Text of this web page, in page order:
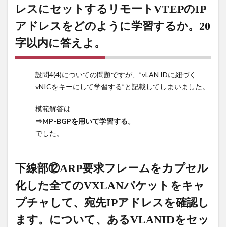
って、
アグリ
ゲーシ
ョンを
用いて
接続し
ます。
につい
行の検
証NW
と比較
点を25
文字以
内で答
えよ。
17
レスにセットするリモートVTEPのIP
アドレスをどのように学習するか。20
字以内に答えよ。
設問4(4)についての問題ですが、”vLAN IDに紐づく
vNICをキーにして学習する”と記載してしまいました。
模範解答は
⇒MP-BGPを用いて学習する。
でした。
下線部⑫ARP要求フレームをカプセル
化した全てのVXLANパケットをキャ
プチャして、宛先IPアドレスを確認し
ます。について、あるVLANIDをセッ